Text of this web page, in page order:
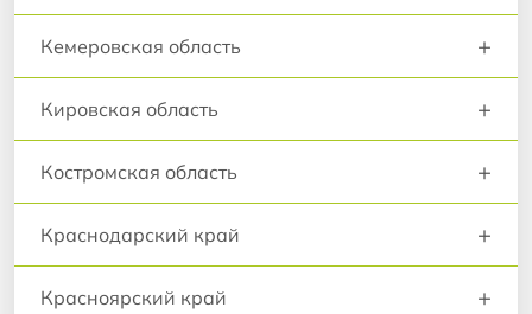
Кемеровская область +
Кировская область +
Костромская область +
Краснодарский край +
Красноярский край +